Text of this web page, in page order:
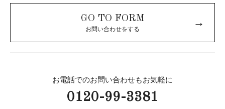
GO TO FORM
お問い合わせをする
→
お電話でのお問い合わせもお気軽に
0120-99-3381